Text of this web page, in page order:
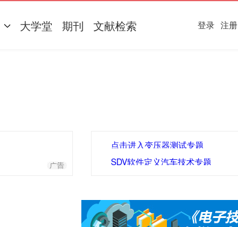
大学堂 期刊 文献检索 登录 注册
点击进入变压器测试专题
SDV软件定义汽车技术专题